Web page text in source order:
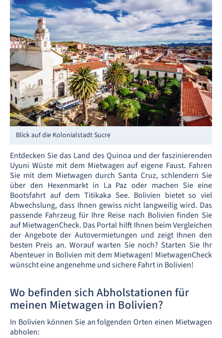
Blick auf die Kolonialstadt Sucre
Entdecken Sie das Land des Quinoa und der faszinierenden
Uyuni Wüste mit dem Mietwagen auf eigene Faust. Fahren
Sie mit dem Mietwagen durch Santa Cruz, schlendern Sie
über den Hexenmarkt in La Paz oder machen Sie eine
Bootsfahrt auf dem Titikaka See. Bolivien bietet so viel
Abwechslung, dass Ihnen gewiss nicht langweilig wird. Das
passende Fahrzeug für Ihre Reise nach Bolivien finden Sie
auf MietwagenCheck. Das Portal hilft Ihnen beim Vergleichen
der Angebote der Autovermietungen und zeigt Ihnen den
besten Preis an. Worauf warten Sie noch? Starten Sie Ihr
Abenteuer in Bolivien mit dem Mietwagen! MietwagenCheck
wünscht eine angenehme und sichere Fahrt in Bolivien!
Wo befinden sich Abholstationen für
meinen Mietwagen in Bolivien?
In Bolivien können Sie an folgenden Orten einen Mietwagen
abholen: